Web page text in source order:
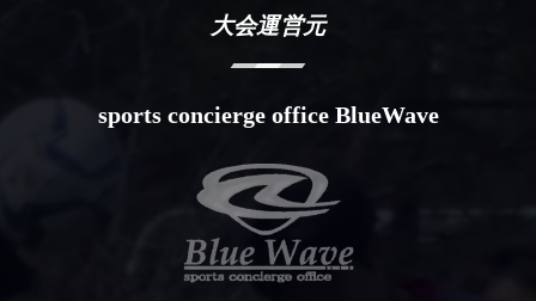
大会運営元
sports concierge office BlueWave